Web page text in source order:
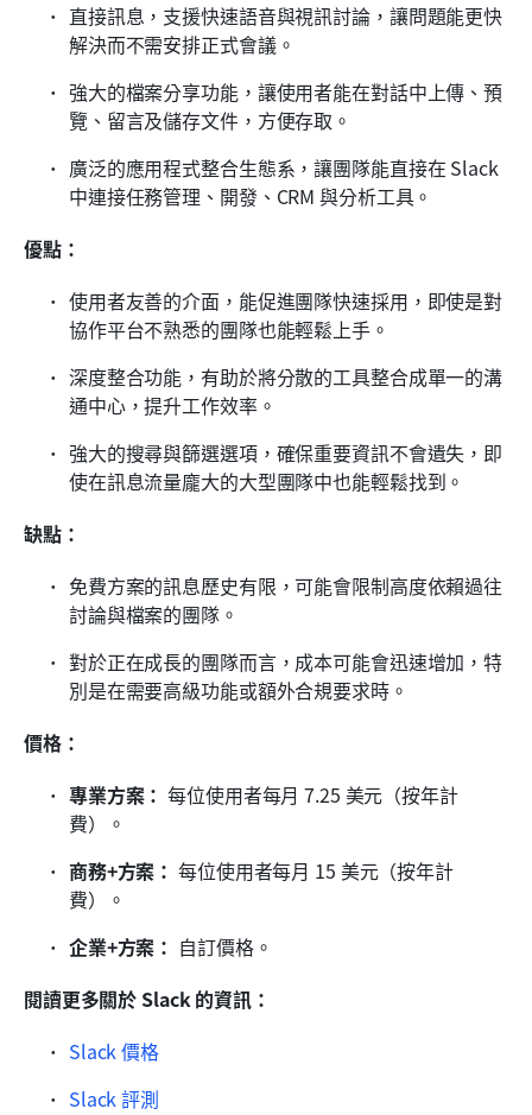
直接訊息，支援快速語音與視訊討論，讓問題能更快
解決而不需安排正式會議。
強大的檔案分享功能，讓使用者能在對話中上傳、預
覽、留言及儲存文件，方便存取。
廣泛的應用程式整合生態系，讓團隊能直接在 Slack
中連接任務管理、開發、CRM 與分析工具。
優點：
使用者友善的介面，能促進團隊快速採用，即使是對
協作平台不熟悉的團隊也能輕鬆上手。
深度整合功能，有助於將分散的工具整合成單一的溝
通中心，提升工作效率。
強大的搜尋與篩選選項，確保重要資訊不會遺失，即
使在訊息流量龐大的大型團隊中也能輕鬆找到。
缺點：
免費方案的訊息歷史有限，可能會限制高度依賴過往
討論與檔案的團隊。
對於正在成長的團隊而言，成本可能會迅速增加，特
別是在需要高級功能或額外合規要求時。
價格：
專業方案： 每位使用者每月 7.25 美元（按年計
費）。
商務+方案： 每位使用者每月 15 美元（按年計
費）。
企業+方案： 自訂價格。
閱讀更多關於 Slack 的資訊：
Slack 價格
Slack 評測